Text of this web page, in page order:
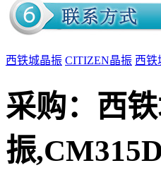
西铁城晶振 CITIZEN晶振 西铁
采购： 西
振